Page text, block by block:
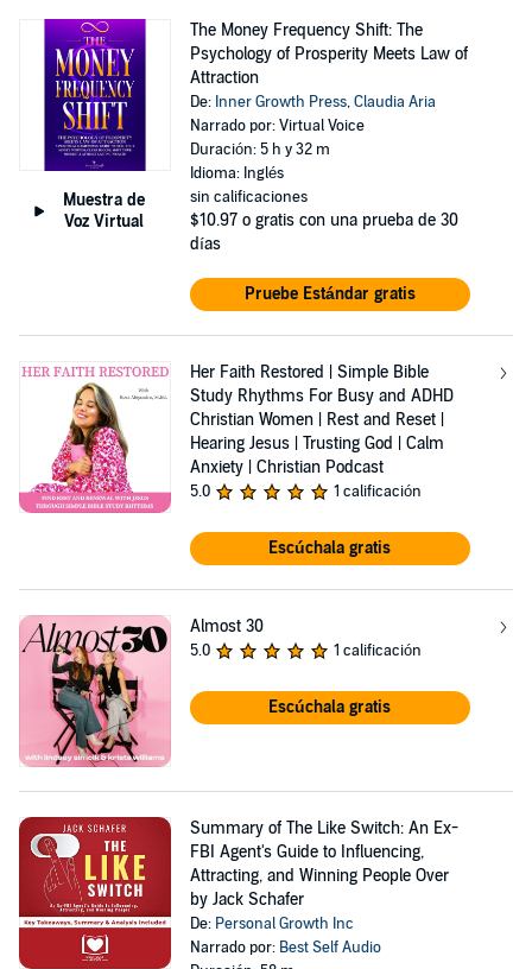
Muestra de
Voz Virtual
The Money Frequency Shift: The
Psychology of Prosperity Meets Law of
Attraction
De: Inner Growth Press,Claudia Aria
Narrado por: Virtual Voice
Duración: 5 h y 32 m
Idioma: Inglés
sin calificaciones
$10.97 o gratis con una prueba de 30
días
Pruebe Estándar gratis
Her Faith Restored | Simple Bible
Study Rhythms For Busy and ADHD
Christian Women | Rest and Reset |
Hearing Jesus | Trusting God | Calm
Anxiety | Christian Podcast
5.0 1 calificación
Escúchala gratis
Almost 30
5.0 1 calificación
Escúchala gratis
Summary of The Like Switch: An Ex-
FBI Agent's Guide to Influencing,
Attracting, and Winning People Over
by Jack Schafer
De: Personal Growth Inc
Narrado por: Best Self Audio